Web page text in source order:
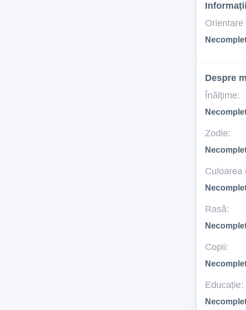
Orientare
Despre
Înălţime:
Zodie:
Culoarea
Rasă:
Copii:
Educație: